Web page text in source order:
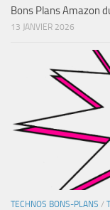
Bons Plans Amazon
13 JANVIER 2026
TECHNOS BONS-PLANS /